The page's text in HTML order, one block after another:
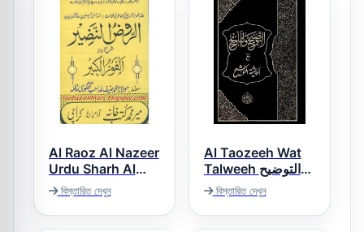
Al Raoz Al Nazeer
Urdu Sharh Al
Faoz ul Kabeer
الروض النضیر اردو
شرح الفوز الکبیر
বিস্তারিত দেখুন
Al Taozeeh Wat
Talweeh التوضیح
والتلویح
বিস্তারিত দেখুন